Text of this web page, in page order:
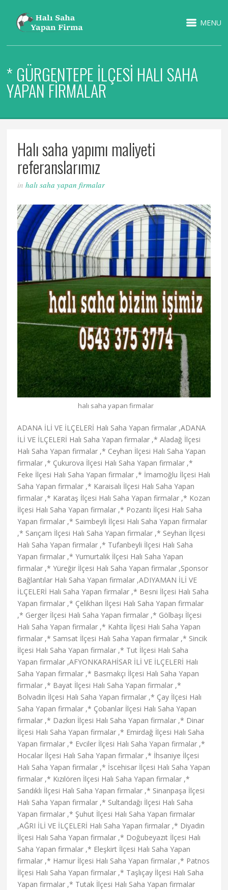
MENU
* GÜRGENTEPE İLÇESI HALI SAHA
YAPAN FIRMALAR
Halı saha yapımı maliyeti
referanslarımız
inhalı saha yapan firmalar
halı saha yapan firmalar
ADANA İLİ VE İLÇELERİ Halı Saha Yapan firmalar ,ADANA İLİ VE İLÇELERİ Halı Saha Yapan firmalar ,* Aladağ İlçesi Halı Saha Yapan firmalar ,* Ceyhan İlçesi Halı Saha Yapan firmalar ,* Çukurova İlçesi Halı Saha Yapan firmalar ,* Feke İlçesi Halı Saha Yapan firmalar ,* İmamoğlu İlçesi Halı Saha Yapan firmalar ,* Karaisalı İlçesi Halı Saha Yapan firmalar ,* Karataş İlçesi Halı Saha Yapan firmalar ,* Kozan İlçesi Halı Saha Yapan firmalar ,* Pozantı İlçesi Halı Saha Yapan firmalar ,* Saimbeyli İlçesi Halı Saha Yapan firmalar ,* Sarıçam İlçesi Halı Saha Yapan firmalar ,* Seyhan İlçesi Halı Saha Yapan firmalar ,* Tufanbeyli İlçesi Halı Saha Yapan firmalar ,* Yumurtalık İlçesi Halı Saha Yapan firmalar ,* Yüreğir İlçesi Halı Saha Yapan firmalar ,Sponsor Bağlantılar Halı Saha Yapan firmalar ,ADIYAMAN İLİ VE İLÇELERİ Halı Saha Yapan firmalar ,* Besni İlçesi Halı Saha Yapan firmalar ,* Çelikhan İlçesi Halı Saha Yapan firmalar ,* Gerger İlçesi Halı Saha Yapan firmalar ,* Gölbaşı İlçesi Halı Saha Yapan firmalar ,* Kahta İlçesi Halı Saha Yapan firmalar ,* Samsat İlçesi Halı Saha Yapan firmalar ,* Sincik İlçesi Halı Saha Yapan firmalar ,* Tut İlçesi Halı Saha Yapan firmalar ,AFYONKARAHİSAR İLİ VE İLÇELERİ Halı Saha Yapan firmalar ,* Basmakçı İlçesi Halı Saha Yapan firmalar ,* Bayat İlçesi Halı Saha Yapan firmalar ,* Bolvadin İlçesi Halı Saha Yapan firmalar ,* Çay İlçesi Halı Saha Yapan firmalar ,* Çobanlar İlçesi Halı Saha Yapan firmalar ,* Dazkırı İlçesi Halı Saha Yapan firmalar ,* Dinar İlçesi Halı Saha Yapan firmalar ,* Emirdağ İlçesi Halı Saha Yapan firmalar ,* Evciler İlçesi Halı Saha Yapan firmalar ,* Hocalar İlçesi Halı Saha Yapan firmalar ,* İhsaniye İlçesi Halı Saha Yapan firmalar ,* İscehisar İlçesi Halı Saha Yapan firmalar ,* Kızılören İlçesi Halı Saha Yapan firmalar ,* Sandıklı İlçesi Halı Saha Yapan firmalar ,* Sinanpaşa İlçesi Halı Saha Yapan firmalar ,* Sultandağı İlçesi Halı Saha Yapan firmalar ,* Şuhut İlçesi Halı Saha Yapan firmalar ,AĞRI İLİ VE İLÇELERİ Halı Saha Yapan firmalar ,* Diyadin İlçesi Halı Saha Yapan firmalar ,* Doğubeyazıt İlçesi Halı Saha Yapan firmalar ,* Eleşkirt İlçesi Halı Saha Yapan firmalar ,* Hamur İlçesi Halı Saha Yapan firmalar ,* Patnos İlçesi Halı Saha Yapan firmalar ,* Taşlıçay İlçesi Halı Saha Yapan firmalar ,* Tutak İlçesi Halı Saha Yapan firmalar ,AKSARAY İLİ VE İLÇELERİ Halı Saha Yapan firmalar ,* Ağaçören İlçesi Halı Saha Yapan firmalar ,* Eskil İlçesi Halı Saha Yapan firmalar ,* Gülağaç İlçesi Halı Saha Yapan firmalar ,* Güzelyurt İlçesi Halı Saha Yapan firmalar ,* Ortaköy İlçesi Halı Saha Yapan firmalar ,* Sarıyahşi İlçesi Halı Saha Yapan firmalar ,AMASYA İLİ VE İLÇELERİ Halı Saha Yapan firmalar ,* Göynücek İlçesi Halı Saha Yapan firmalar ,* Gümüşhacıköy İlçesi Halı Saha Yapan firmalar ,* Hamamözü İlçesi Halı Saha Yapan firmalar ,* Merzifon İlçesi Halı Saha Yapan firmalar ,* Suluova İlçesi Halı Saha Yapan firmalar ,* Taşova İlçesi Halı Saha Yapan firmalar ,ANKARA İLİ VE İLÇELERİ Halı Saha Yapan firmalar ,* Akyurt İlçesi Halı Saha Yapan firmalar ,* Altındağ İlçesi Halı Saha Yapan firmalar ,* Ayaş İlçesi Halı Saha Yapan firmalar ,* Bala İlçesi Halı Saha Yapan firmalar ,* Beypazarı İlçesi Halı Saha Yapan firmalar ,* Çamlıdere İlçesi Halı Saha Yapan firmalar ,* Çankaya İlçesi Halı Saha Yapan firmalar ,* Çubuk İlçesi Halı Saha Yapan firmalar ,* Elmadağ İlçesi Halı Saha Yapan firmalar ,* Etimesgut İlçesi Halı Saha Yapan firmalar ,* Evren İlçesi Halı Saha Yapan firmalar ,* Gölbaşı İlçesi Halı Saha Yapan firmalar ,* Güdül İlçesi Halı Saha Yapan firmalar ,* Haymana İlçesi Halı Saha Yapan firmalar ,* Kalecik İlçesi Halı Saha Yapan firmalar ,* Kazan İlçesi Halı Saha Yapan firmalar ,* Keçiören İlçesi Halı Saha Yapan firmalar ,* Kızılcahamam İlçesi Halı Saha Yapan firmalar ,* Mamak İlçesi Halı Saha Yapan firmalar ,* Nallıhan İlçesi Halı Saha Yapan firmalar ,* Polatlı İlçesi Halı Saha Yapan firmalar ,* Pursaklar İlçesi Halı Saha Yapan firmalar ,* Sincan İlçesi Halı Saha Yapan firmalar ,* Şereflikoçhisar İlçesi Halı Saha Yapan firmalar ,* Yenimahalle İlçesi Halı Saha Yapan firmalar ,ANTAKYA İLİ VE İLÇELERİ Halı Saha Yapan firmalar ,* Altınözü İlçesi Halı Saha Yapan firmalar ,* Belen İlçesi Halı Saha Yapan firmalar ,* Dörtyol İlçesi Halı Saha Yapan firmalar ,* Erzin İlçesi Halı Saha Yapan firmalar ,* Hassa İlçesi Halı Saha Yapan firmalar ,* İskenderun İlçesi Halı Saha Yapan firmalar ,* Kırıkhan İlçesi Halı Saha Yapan firmalar ,* Kumlu İlçesi Halı Saha Yapan firmalar ,* Reyhanlı İlçesi Halı Saha Yapan firmalar ,* Samandağ İlçesi Halı Saha Yapan firmalar ,* Yayladağ İlçesi Halı Saha Yapan firmalar ,ANTALYA İLİ VE İLÇELERİ Halı Saha Yapan firmalar ,* Akseki İlçesi Halı Saha Yapan firmalar ,* Aksu İlçesi Halı Saha Yapan firmalar ,* Alanya İlçesi Halı Saha Yapan firmalar ,* Demre İlçesi Halı Saha Yapan firmalar ,* Döşemealtı İlçesi Halı Saha Yapan firmalar ,* Elmalı İlçesi Halı Saha Yapan firmalar ,* Finike İlçesi Halı Saha Yapan firmalar ,* Gazipaşa İlçesi Halı Saha Yapan firmalar ,* Gündoğmuş İlçesi Halı Saha Yapan firmalar ,* İbradi İlçesi Halı Saha Yapan firmalar ,* Kaş İlçesi Halı Saha Yapan firmalar ,* Kemer İlçesi Halı Saha Yapan firmalar ,* Kepez İlçesi Halı Saha Yapan firmalar ,* Konyaaltı İlçesi Halı Saha Yapan firmalar ,* Korkuteli İlçesi Halı Saha Yapan firmalar ,* Kumluca İlçesi Halı Saha Yapan firmalar ,* Manavgat İlçesi Halı Saha Yapan firmalar ,* Muratpaşa İlçesi Halı Saha Yapan firmalar ,* Serik İlçesi Halı Saha Yapan firmalar ,ARDAHAN İLİ VE İLÇELERİ Halı Saha Yapan firmalar ,* Çıldır İlçesi Halı Saha Yapan firmalar ,* Damal İlçesi Halı Saha Yapan firmalar ,* Göle İlçesi Halı Saha Yapan firmalar ,* Hanak İlçesi Halı Saha Yapan firmalar ,* Posof İlçesi Halı Saha Yapan firmalar ,ARTVİN İLİ VE İLÇELERİ Halı Saha Yapan firmalar ,* Ardanuç İlçesi Halı Saha Yapan firmalar ,* Arhavi İlçesi Halı Saha Yapan firmalar ,* Borçka İlçesi Halı Saha Yapan firmalar ,* Hopa İlçesi Halı Saha Yapan firmalar ,* Murgul İlçesi Halı Saha Yapan firmalar ,* Şavşat İlçesi Halı Saha Yapan firmalar ,* Yusufeli İlçesi Halı Saha Yapan firmalar ,AYDIN İLİ VE İLÇELERİ Halı Saha Yapan firmalar ,* Bozdoğan İlçesi Halı Saha Yapan firmalar ,* Buharkent İlçesi Halı Saha Yapan firmalar ,* Çine İlçesi Halı Saha Yapan firmalar ,* Didim İlçesi Halı Saha Yapan firmalar ,* Germencik İlçesi Halı Saha Yapan firmalar ,* İncirliova İlçesi Halı Saha Yapan firmalar ,* Karacasu İlçesi Halı Saha Yapan firmalar ,* Karpuzlu İlçesi Halı Saha Yapan firmalar ,* Koçarlı İlçesi Halı Saha Yapan firmalar ,* Köşk İlçesi Halı Saha Yapan firmalar ,* Kuşadası İlçesi Halı Saha Yapan firmalar ,* Kuyucak İlçesi Halı Saha Yapan firmalar ,* Nazilli İlçesi Halı Saha Yapan firmalar ,* Söke İlçesi Halı Saha Yapan firmalar ,* Sultanhisar İlçesi Halı Saha Yapan firmalar ,* Yenipazar İlçesi Halı Saha Yapan firmalar ,BALIKESİR İLİ VE İLÇELERİ Halı Saha Yapan firmalar ,* Ayvalık İlçesi Halı Saha Yapan firmalar ,* Balya İlçesi Halı Saha Yapan firmalar ,* Bandırma İlçesi Halı Saha Yapan firmalar ,* Bigadiç İlçesi Halı Saha Yapan firmalar ,* Burhaniye İlçesi Halı Saha Yapan firmalar ,* Dursunbey İlçesi Halı Saha Yapan firmalar ,* Edremit İlçesi Halı Saha Yapan firmalar ,* Erdek İlçesi Halı Saha Yapan firmalar ,* Gömeç İlçesi Halı Saha Yapan firmalar ,* Gönen İlçesi Halı Saha Yapan firmalar ,* Havran İlçesi Halı Saha Yapan firmalar ,* İvrindi İlçesi Halı Saha Yapan firmalar ,* Kepsut İlçesi Halı Saha Yapan firmalar ,* Manyas İlçesi Halı Saha Yapan firmalar ,* Marmara İlçesi Halı Saha Yapan firmalar ,* Savaştepe İlçesi Halı Saha Yapan firmalar ,* Sındırgı İlçesi Halı Saha Yapan firmalar ,* Susurluk İlçesi Halı Saha Yapan firmalar ,BARTIN İLİ VE İLÇELERİ Halı Saha Yapan firmalar ,* Amasra İlçesi Halı Saha Yapan firmalar ,* Kurucasile İlçesi Halı Saha Yapan firmalar ,* Ulus İlçesi Halı Saha Yapan firmalar ,BATMAN İLİ VE İLÇELERİ Halı Saha Yapan firmalar ,* Beşiri İlçesi Halı Saha Yapan firmalar ,* Gercüş İlçesi Halı Saha Yapan firmalar ,* Hasankeyf İlçesi Halı Saha Yapan firmalar ,* Kozluk İlçesi Halı Saha Yapan firmalar ,* Sason İlçesi Halı Saha Yapan firmalar ,BAYBURT İLİ VE İLÇELERİ Halı Saha Yapan firmalar ,* Aydıntepe İlçesi Halı Saha Yapan firmalar ,* Demirözü İlçesi Halı Saha Yapan firmalar ,BİLECİK İLİ VE İLÇELERİ Halı Saha Yapan firmalar ,* Bozüyük İlçesi Halı Saha Yapan firmalar ,* Gölpazarı İlçesi Halı Saha Yapan firmalar ,* İnhisar İlçesi Halı Saha Yapan firmalar ,* Osmaneli İlçesi Halı Saha Yapan firmalar ,* Pazaryeri İlçesi Halı Saha Yapan firmalar ,* Söğüt İlçesi Halı Saha Yapan firmalar ,* Yenipazar İlçesi Halı Saha Yapan firmalar ,BİNGÖL İLİ VE İLÇELERİ Halı Saha Yapan firmalar ,* Adaklı İlçesi Halı Saha Yapan firmalar ,* Genç İlçesi Halı Saha Yapan firmalar ,* Karlıova İlçesi Halı Saha Yapan firmalar ,* Kığı İlçesi Halı Saha Yapan firmalar ,* Solhan İlçesi Halı Saha Yapan firmalar ,* Yayladere İlçesi Halı Saha Yapan firmalar ,* Yedisu İlçesi Halı Saha Yapan firmalar ,BİTLİS İLİ VE İLÇELERİ Halı Saha Yapan firmalar ,* Adilcevaz İlçesi Halı Saha Yapan firmalar ,* Ahlat İlçesi Halı Saha Yapan firmalar ,* Güroymak İlçesi Halı Saha Yapan firmalar ,* Hizan İlçesi Halı Saha Yapan firmalar ,* Mutki İlçesi Halı Saha Yapan firmalar ,* Tatvan İlçesi Halı Saha Yapan firmalar ,BOLU İLİ VE İLÇELERİ Halı Saha Yapan firmalar ,* Dörtdivan İlçesi Halı Saha Yapan firmalar ,* Gerede İlçesi Halı Saha Yapan firmalar ,* Göynük İlçesi Halı Saha Yapan firmalar ,* Kıbrısçık İlçesi Halı Saha Yapan firmalar ,* Mengen İlçesi Halı Saha Yapan firmalar ,* Mudurnu İlçesi Halı Saha Yapan firmalar ,* Seben İlçesi Halı Saha Yapan firmalar ,* Yeniçağa İlçesi Halı Saha Yapan firmalar ,BURDUR İLİ VE İLÇELERİ Halı Saha Yapan firmalar ,* Ağlasun İlçesi Halı Saha Yapan firmalar ,* Altınyayla İlçesi Halı Saha Yapan firmalar ,* Bucak İlçesi Halı Saha Yapan firmalar ,* Çavdır İlçesi Halı Saha Yapan firmalar ,* Çeltikçi İlçesi Halı Saha Yapan firmalar ,* Gölhisar İlçesi Halı Saha Yapan firmalar ,* Karamanlı İlçesi Halı Saha Yapan firmalar ,* Kemer İlçesi Halı Saha Yapan firmalar ,* Tefenni